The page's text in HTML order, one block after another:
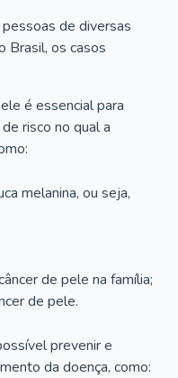
de diversas
Brasil, os casos
é essencial para
risco no qual a
melanina, ou seja,
de pele na família;
de pele.
prevenir e
da doença, como: